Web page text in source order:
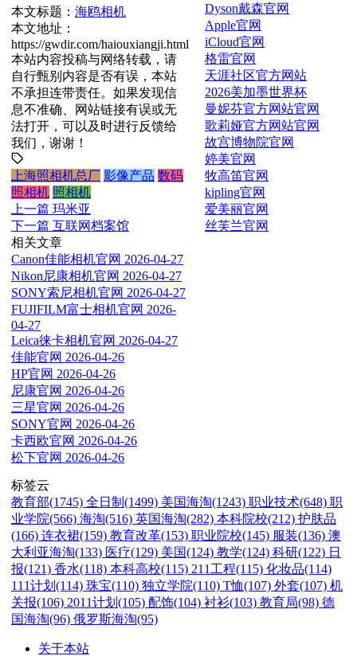
本文标题： 海鸥相机
本文地址：
https://gwdir.com/haiouxiangji.html
本站内容投稿与网络转载，请
自行甄别内容是否有误，本站
不承担连带责任。如果发现信
息不准确、网站链接有误或无
法打开，可以及时进行反馈给
我们，谢谢！
上海照相机总厂 影像产品 数码
照相机 照相机
上一篇 玛米亚
下一篇 互联网档案馆
相关文章
Canon佳能相机官网 2026-04-27
Nikon尼康相机官网 2026-04-27
SONY索尼相机官网 2026-04-27
FUJIFILM富士相机官网 2026-
04-27
Leica徕卡相机官网 2026-04-27
佳能官网 2026-04-26
HP官网 2026-04-26
尼康官网 2026-04-26
三星官网 2026-04-26
SONY官网 2026-04-26
卡西欧官网 2026-04-26
松下官网 2026-04-26
Dyson戴森官网
Apple官网
iCloud官网
格雷官网
天涯社区官方网站
2026美加墨世界杯
曼妮芬官方网站官网
歌莉娅官方网站官网
故宫博物院官网
婷美官网
牧高笛官网
kipling官网
爱美丽官网
丝芙兰官网
标签云
教育部(1745) 全日制(1499) 美国海淘(1243) 职业技术(648) 职
业学院(566) 海淘(516) 英国海淘(282) 本科院校(212) 护肤品
(166) 连衣裙(159) 教育改革(153) 职业院校(145) 服装(136) 澳
大利亚海淘(133) 医疗(129) 美国(124) 教学(124) 科研(122) 日
报(121) 香水(118) 本科高校(115) 211工程(115) 化妆品(114)
111计划(114) 珠宝(110) 独立学院(110) T恤(107) 外套(107) 机
关报(106) 2011计划(105) 配饰(104) 衬衫(103) 教育局(98) 德
国海淘(96) 俄罗斯海淘(95)
关于本站